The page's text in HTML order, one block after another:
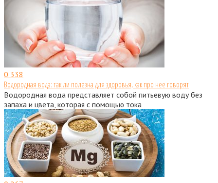
0 338
Водородная вода: так ли полезна для здоровья, как про нее говорят
Водородная вода представляет собой питьевую воду без
запаха и цвета, которая с помощью тока